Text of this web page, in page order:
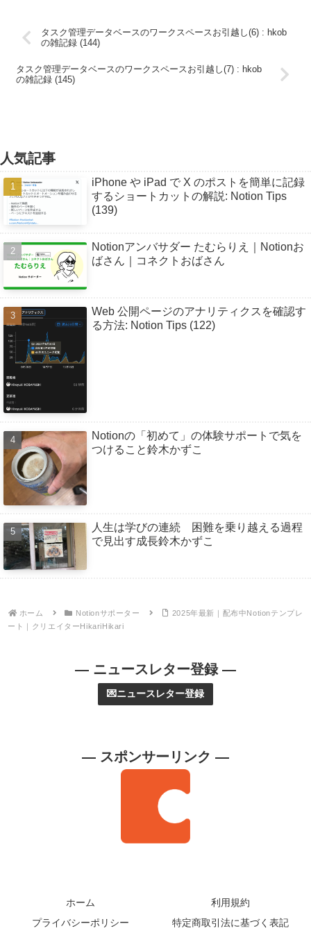
タスク管理データベースのワークスペースお引越し(6) : hkob
の雑記録 (144)
タスク管理データベースのワークスペースお引越し(7) : hkob
の雑記録 (145)
人気記事
iPhone や iPad で X のポストを簡単に記録
するショートカットの解説: Notion Tips
(139)
Notionアンバサダー たむらりえ｜Notionお
ばさん｜コネクトおばさん
Web 公開ページのアナリティクスを確認す
る方法: Notion Tips (122)
Notionの「初めて」の体験サポートで気を
つけること鈴木かずこ
人生は学びの連続 困難を乗り越える過程
で見出す成長鈴木かずこ
ホーム Notionサポーター
2025年最新｜配布中Notionテンプレ
ート｜クリエイターHikariHikari
— ニュースレター登録 —
💌ニュースレター登録
— スポンサーリンク —
ホーム
利用規約
プライバシーポリシー
特定商取引法に基づく表記